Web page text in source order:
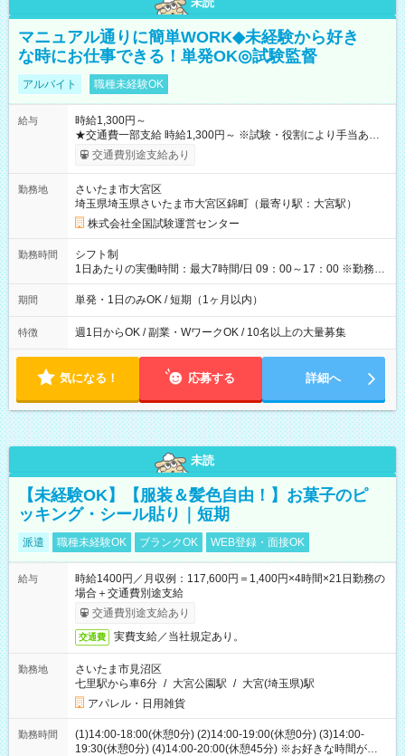
マニュアル通りに簡単WORK◆未経験から好き
な時にお仕事できる！単発OK◎試験監督
アルバイト 職種未経験OK
給与
時給1,300円～
★交通費一部支給 時給1,300円～ ※試験・役割により手当あり
※勤務回数により昇給あり 【即給（前払い）オプションあ
り！】 希望される場合、勤務から1週間ほどで給与の一部を受け
例】 ・河合塾模擬試験 8:30～17:30（休憩1時間） 時給1,300円
×8時間＝日収10,400円＋交通費 ※当日の役割により時給＋100
円の場合あり ・国家試験 7:00～13:30（休憩なし） 時給1,300
円（役割手当＋100円）×6時間＝日収8,400円＋交通費 【試用期
間】試用期間なし
交通費別途支給あり
勤務地
さいたま市大宮区
埼玉県埼玉県さいたま市大宮区錦町（最寄り駅：大宮駅）
株式会社全国試験運営センター
勤務時間
シフト制
1日あたりの実働時間：最大7時間/日 09：00～17：00 ※勤務時
間は 試験により異なります。
期間 単発・1日のみOK / 短期（1ヶ月以内）
特徴 週1日からOK / 副業・WワークOK / 10名以上の大量募集
気になる！ 応募する 詳細へ
未読
【未経験OK】【服装＆髪色自由！】お菓子のピ
ッキング・シール貼り｜短期
派遣 職種未経験OK ブランクOK WEB登録・面接OK
給与
時給1400円／月収例：117,600円＝1,400円×4時間×21日勤務の
場合＋交通費別途支給
交通費別途支給あり
交通費 実費支給／当社規定あり。
勤務地
さいたま市見沼区
七里駅から車6分 / 大宮公園駅 / 大宮(埼玉県)駅
アパレル・日用雑貨
勤務時間
(1)14:00-18:00(休憩0分) (2)14:00-19:00(休憩0分) (3)14:00-
19:30(休憩0分) (4)14:00-20:00(休憩45分) ※お好きな時間が選べ